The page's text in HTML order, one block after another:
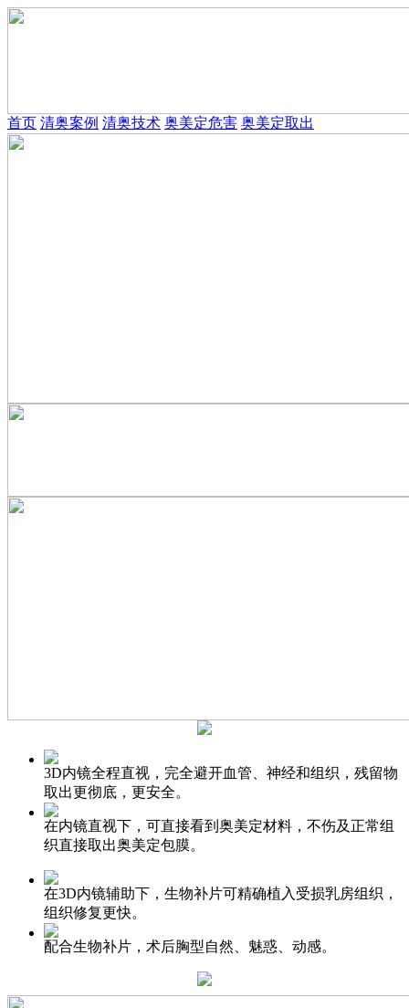
首页 清奥案例 清奥技术 奥美定危害 奥美定取出
3D内镜全程直视，完全避开血管、神经和组织，残留物
取出更彻底，更安全。
在内镜直视下，可直接看到奥美定材料，不伤及正常组
织直接取出奥美定包膜。
在3D内镜辅助下，生物补片可精确植入受损乳房组织，
组织修复更快。
配合生物补片，术后胸型自然、魅惑、动感。